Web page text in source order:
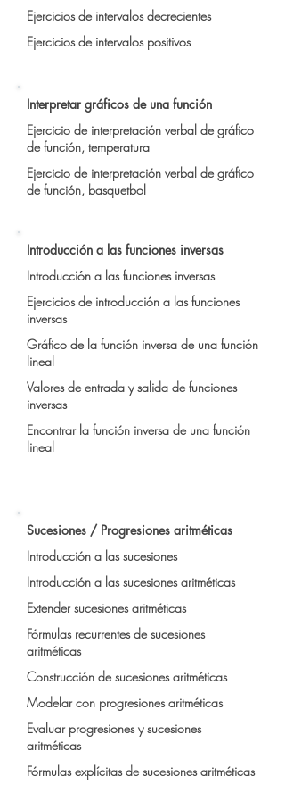
Ejercicios de intervalos decrecientes
Ejercicios de intervalos positivos
Interpretar gráficos de una función
Ejercicio de interpretación verbal de gráfico
de función, temperatura
Ejercicio de interpretación verbal de gráfico
de función, basquetbol
Introducción a las funciones inversas
Introducción a las funciones inversas
Ejercicios de introducción a las funciones
inversas
Gráfico de la función inversa de una función
lineal
Valores de entrada y salida de funciones
inversas
Encontrar la función inversa de una función
lineal
Sucesiones / Progresiones aritméticas
Introducción a las sucesiones
Introducción a las sucesiones aritméticas
Extender sucesiones aritméticas
Fórmulas recurrentes de sucesiones
aritméticas
Construcción de sucesiones aritméticas
Modelar con progresiones aritméticas
Evaluar progresiones y sucesiones
aritméticas
Fórmulas explícitas de sucesiones aritméticas